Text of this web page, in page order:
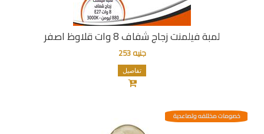
لمبة فيلمنت زجاج شفاف 8 وات قلاوظ اصفر
جنيه 253
تفاصيل
خصومات مختلفه وتصاعدية